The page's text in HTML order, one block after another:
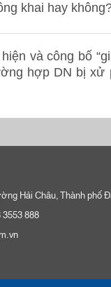
khai hay
và công bố
hợp DN bị xử
Hải Châu, Thành phố
888